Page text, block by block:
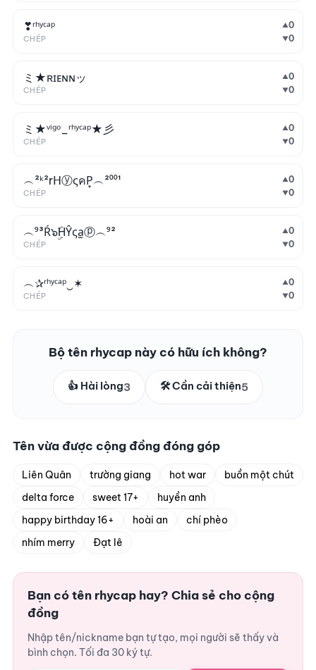
❣ʳʰʸᶜᵃᵖ
CHÉP
▲0
▼0
ミ★ʀɪᴇɴɴッ
CHÉP
▲0
▼0
ミ★ᵛⁱᵍᵒ_ʳʰʸᶜᵃᵖ★彡
CHÉP
▲0
▼0
︵²ᵏ²rᕼⓨςคP͙︵²⁰⁰¹
CHÉP
▲0
▼0
︵⁹³Ŕ๖ۣۜHŶςa̫ⓟ︵⁹²
CHÉP
▲0
▼0
︵✰ʳʰʸᶜᵃᵖ‿✶
CHÉP
▲0
▼0
Bộ tên rhycap này có hữu ích không?
👍 Hài lòng3 🛠️ Cần cải thiện5
Tên vừa được cộng đồng đóng góp
Liên Quân trường giang hot war
buồn một chút
delta force
sweet 17+
huyền anh
happy birthday 16+
hoài an
chí phèo
nhím merry
Đạt lê
Bạn có tên rhycap hay? Chia sẻ cho cộng
đồng
Nhập tên/nickname bạn tự tạo, mọi người sẽ thấy và
bình chọn. Tối đa 30 ký tự.